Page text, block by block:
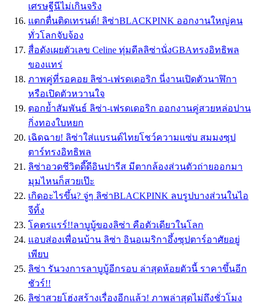
เศรษฐีนีไม่เกินจริง
แตกตื่นติดเทรนด์! ลิซ่าBLACKPINK ออกงานใหญ่คน
ทั่วโลกจับจ้อง
สื่อดังเผยตัวเลข Celine ทุ่มดีลลิซ่านั่งGBAทรงอิทธิพล
ของแทร่
ภาพคู่ที่รอคอย ลิซ่า-เฟรดเดอริก นี่งานเปิดตัวนาฬิกา
หรือเปิดตัวหวานใจ
ตอกย้ำสัมพันธ์ ลิซ่า-เฟรดเดอริก ออกงานคู่สวยหล่อปาน
กิ่งทองใบหยก
เฉิดฉาย! ลิซ่าใส่แบรนด์ไทยโชว์ความแซ่บ สมมงซุป
ตาร์ทรงอิทธิพล
ลิซ่าอวดชีวิตดี๊ดีอินปารีส มีตากล้องส่วนตัวถ่ายออกมา
มุมไหนก็สวยเป๊ะ
เกิดอะไรขึ้น? จู่ๆ ลิซ่าBLACKPINK ลบรูปบางส่วนในไอ
จีทิ้ง
โคตรแรร์!!ลาบูบู้ของลิซ่า คือตัวเดียวในโลก
แอบส่องเพื่อนบ้าน ลิซ่า อินอเมริกาอึ้งซุปตาร์อาศัยอยู่
เพียบ
ลิซ่า รันวงการลาบูบู้อีกรอบ ล่าสุดห้อยตัวนี้ ราคาขึ้นอีก
ชัวร์!!
ลิซ่าสวยโฮ่งสร้างเรื่องอีกแล้ว! ภาพล่าสุดไม่ถึงชั่วโมง